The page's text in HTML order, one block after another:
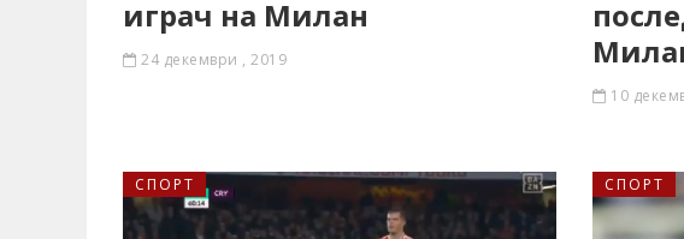
играч на Милан
24 декември , 2019
10
СПОРТ СПОРТ